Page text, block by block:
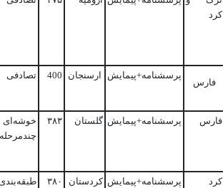
کرد
فارس
پرسشنامه+پیمایش ارسنجان 400 تصادفی
فارس پرسشنامه+پیمایش گلستان ۳۸۳
خوشه‌ای
کرد پرسشنامه+پیمایش کردستان
۳۸۰